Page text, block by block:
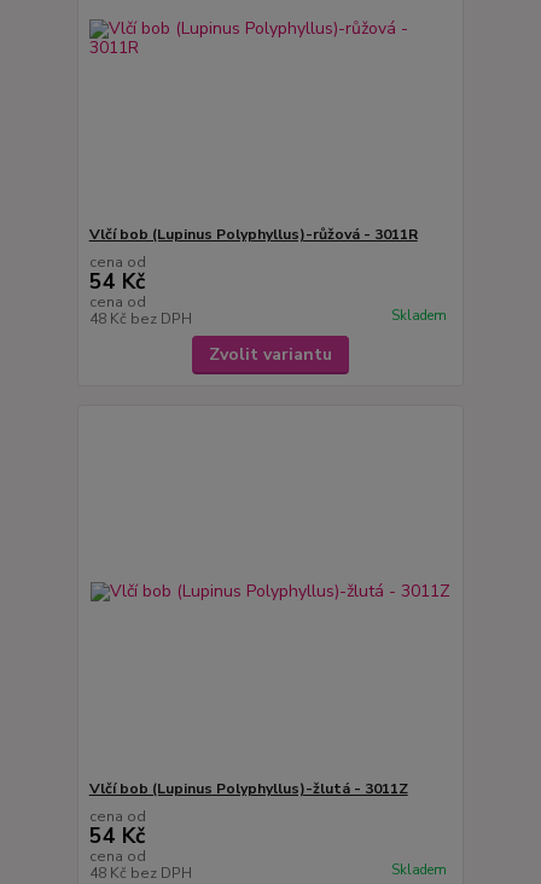
Vlčí bob (Lupinus Polyphyllus)-růžová - 3011R
cena od
54 Kč
cena od
48 Kč bez DPH Skladem
Zvolit variantu
Vlčí bob (Lupinus Polyphyllus)-žlutá - 3011Z
cena od
54 Kč
cena od
48 Kč bez DPH Skladem